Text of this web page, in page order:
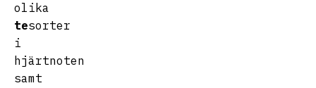
olika
tesorter
i
hjärtnoten
samt